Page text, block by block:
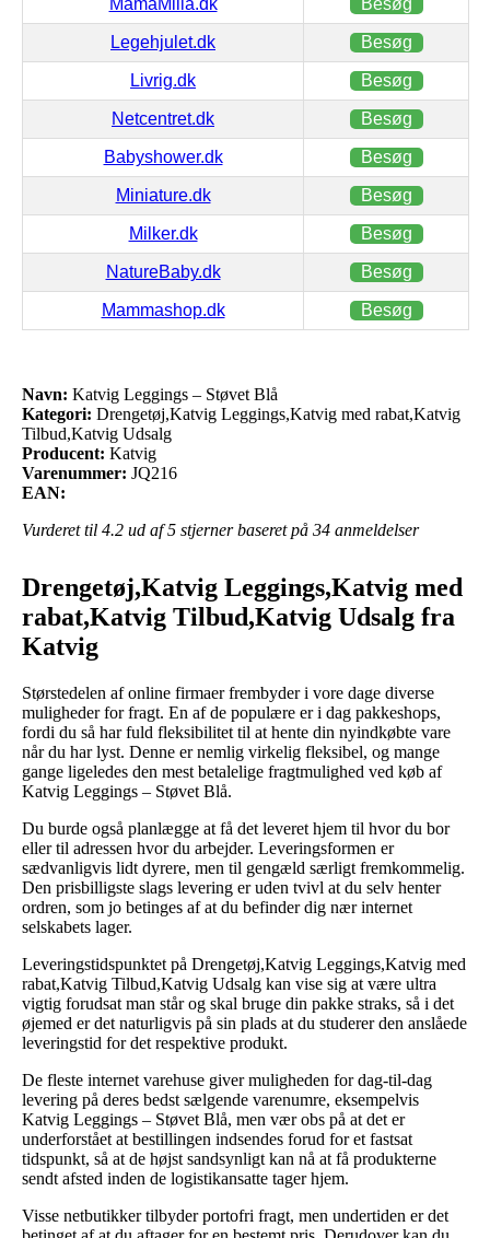
Legehjulet.dk Besøg
Livrig.dk Besøg
Netcentret.dk Besøg
Babyshower.dk Besøg
Miniature.dk Besøg
Milker.dk Besøg
NatureBaby.dk Besøg
Mammashop.dk Besøg
Navn: Katvig Leggings – Støvet Blå
Kategori: Drengetøj,Katvig Leggings,Katvig med rabat,Katvig
Tilbud,Katvig Udsalg
Producent: Katvig
Varenummer: JQ216
EAN:
Vurderet til 4.2 ud af 5 stjerner baseret på 34 anmeldelser
Drengetøj,Katvig Leggings,Katvig med
rabat,Katvig Tilbud,Katvig Udsalg fra
Katvig
Størstedelen af online firmaer frembyder i vore dage diverse
muligheder for fragt. En af de populære er i dag pakkeshops,
fordi du så har fuld fleksibilitet til at hente din nyindkøbte vare
når du har lyst. Denne er nemlig virkelig fleksibel, og mange
gange ligeledes den mest betalelige fragtmulighed ved køb af
Katvig Leggings – Støvet Blå.
Du burde også planlægge at få det leveret hjem til hvor du bor
eller til adressen hvor du arbejder. Leveringsformen er
sædvanligvis lidt dyrere, men til gengæld særligt fremkommelig.
Den prisbilligste slags levering er uden tvivl at du selv henter
ordren, som jo betinges af at du befinder dig nær internet
selskabets lager.
Leveringstidspunktet på Drengetøj,Katvig Leggings,Katvig med
rabat,Katvig Tilbud,Katvig Udsalg kan vise sig at være ultra
vigtig forudsat man står og skal bruge din pakke straks, så i det
øjemed er det naturligvis på sin plads at du studerer den anslåede
leveringstid for det respektive produkt.
De fleste internet varehuse giver muligheden for dag-til-dag
levering på deres bedst sælgende varenumre, eksempelvis
Katvig Leggings – Støvet Blå, men vær obs på at det er
underforstået at bestillingen indsendes forud for et fastsat
tidspunkt, så at de højst sandsynligt kan nå at få produkterne
sendt afsted inden de logistikansatte tager hjem.
Visse netbutikker tilbyder portofri fragt, men undertiden er det